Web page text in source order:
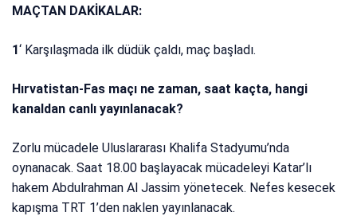
MAÇTAN DAKİKALAR:
1‘ Karşılaşmada ilk düdük çaldı, maç başladı.
Hırvatistan-Fas maçı ne zaman, saat kaçta, hangi
kanaldan canlı yayınlanacak?
Zorlu mücadele Uluslararası Khalifa Stadyumu’nda
oynanacak. Saat 18.00 başlayacak mücadeleyi Katar’lı
hakem Abdulrahman Al Jassim yönetecek. Nefes kesecek
kapışma TRT 1’den naklen yayınlanacak.